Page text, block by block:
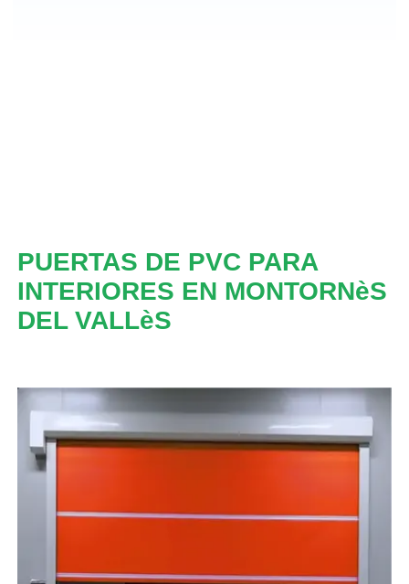
PUERTAS DE PVC PARA
INTERIORES EN MONTORNèS
DEL VALLèS